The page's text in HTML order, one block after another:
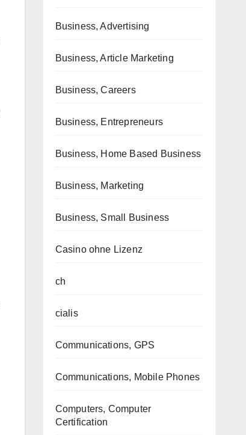
Business, Advertising
Business, Article Marketing
Business, Careers
Business, Entrepreneurs
Business, Home Based Business
Business, Marketing
Business, Small Business
Casino ohne Lizenz
ch
cialis
Communications, GPS
Communications, Mobile Phones
Computers, Computer
Certification